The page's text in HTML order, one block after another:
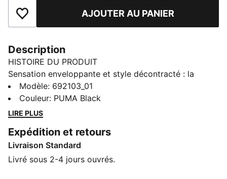
Ajouter aux favorisAJOUTER AU PANIER
Description
HISTOIRE DU PRODUIT
Sensation enveloppante et style décontracté : la
collection PUMA Essentials Elevated booste le confort
au quotidien. Ces pièces misent sur des détails aux
accents sportswear et des coupes parfaites pour
modèles décontractés, mais toujours tendance, pour
faire rimer style et confort au quotidien.
CARACTÉRISTIQUES + AVANTAGES
Modèle: 692103_01
Couleur: PUMA Black
LIRE PLUS
Expédition et retours
Livraison Standard
Livré sous 2-4 jours ouvrés.